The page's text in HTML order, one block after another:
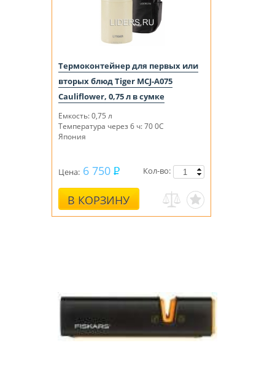
Термоконтейнер для первых или
вторых блюд Tiger MCJ-A075
Cauliflower, 0,75 л в сумке
Емкость: 0,75 л
Температура через 6 ч: 70 0С
Япония
Цена: 6 750
В КОРЗИНУ
Кол-во: